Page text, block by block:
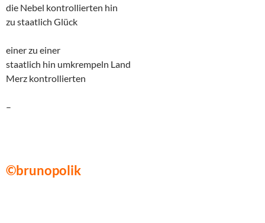
die Nebel kontrollierten hin
zu staatlich Glück
einer zu einer
staatlich hin umkrempeln Land
Merz kontrollierten
–
©brunopolik